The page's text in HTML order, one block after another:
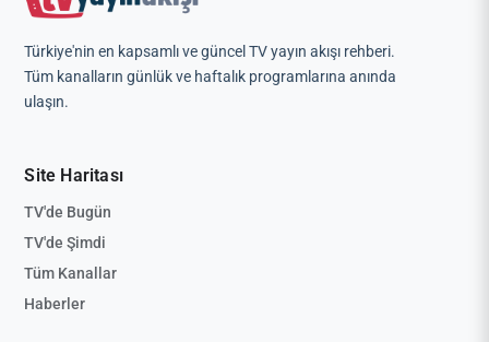
Türkiye'nin en kapsamlı ve güncel TV yayın akışı rehberi.
Tüm kanalların günlük ve haftalık programlarına anında
ulaşın.
Site Haritası
TV'de Bugün
TV'de Şimdi
Tüm Kanallar
Haberler